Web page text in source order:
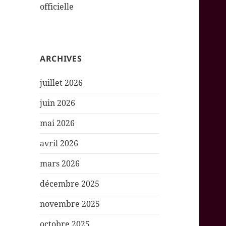
officielle
ARCHIVES
juillet 2026
juin 2026
mai 2026
avril 2026
mars 2026
décembre 2025
novembre 2025